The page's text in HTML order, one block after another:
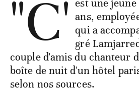
"C' est une
ans,
qui a
gré
couple d'amis du chanteur
boîte de nuit d'un hôtel
selon nos sources.